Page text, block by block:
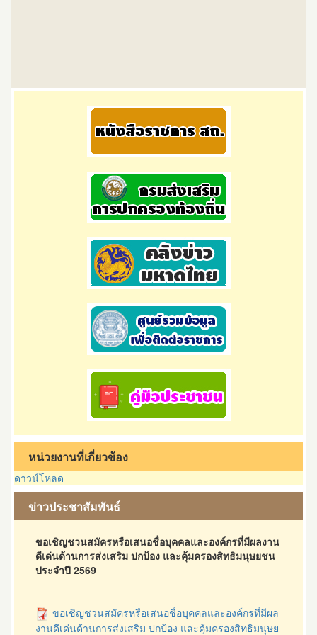
หน่วยงานที่เกี่ยวข้อง
ดาวน์โหลด
ข่าวประชาสัมพันธ์
ขอเชิญชวนสมัครหรือเสนอชื่อบุคคลและองค์กรที่มีผลงาน
ดีเด่นด้านการส่งเสริม ปกป้อง และคุ้มครองสิทธิมนุษยชน
ประจำปี 2569
ขอเชิญชวนสมัครหรือเสนอชื่อบุคคลและองค์กรที่มีผล
งานดีเด่นด้านการส่งเสริม ปกป้อง และคุ้มครองสิทธิมนุษย